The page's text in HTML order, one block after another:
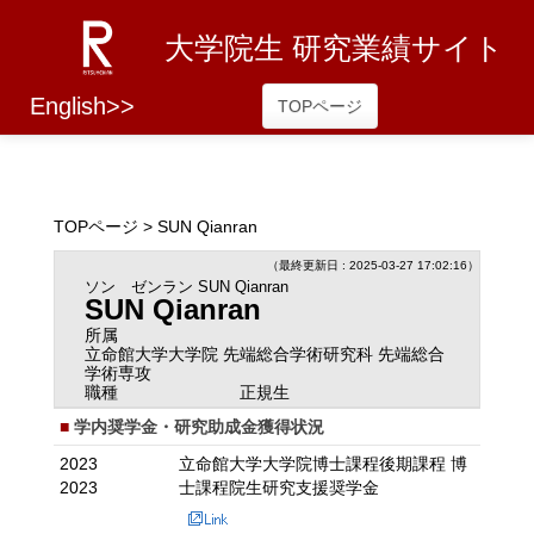
大学院生 研究業績サイト
English>> TOPページ
TOPページ > SUN Qianran
（最終更新日 : 2025-03-27 17:02:16）
ソン ゼンラン SUN Qianran
SUN Qianran
所属
立命館大学大学院 先端総合学術研究科 先端総合
学術専攻
職種
正規生
学内奨学金・研究助成金獲得状況
2023
2023
立命館大学大学院博士課程後期課程 博
士課程院生研究支援奨学金